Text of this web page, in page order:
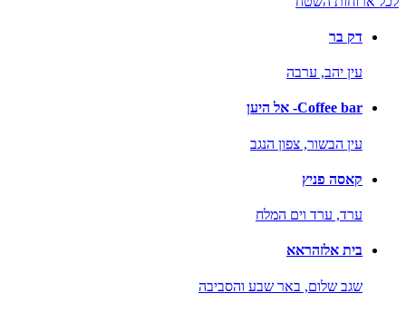
דק בר
עין יהב, ערבה
Coffee bar- אל היען
עין הבשור, צפון הנגב
קאסה פניץ
ערד, ערד וים המלח
בית אלזהראא
שגב שלום, באר שבע והסביבה